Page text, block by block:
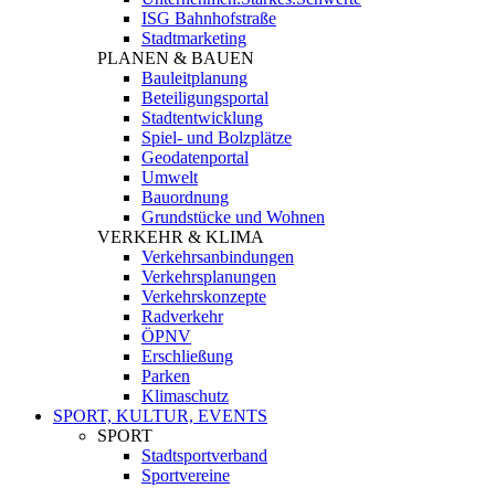
ISG Bahnhofstraße
Stadtmarketing
PLANEN & BAUEN
Bauleitplanung
Beteiligungsportal
Stadtentwicklung
Spiel- und Bolzplätze
Geodatenportal
Umwelt
Bauordnung
Grundstücke und Wohnen
VERKEHR & KLIMA
Verkehrsanbindungen
Verkehrsplanungen
Verkehrskonzepte
Radverkehr
ÖPNV
Erschließung
Parken
Klimaschutz
SPORT, KULTUR, EVENTS
SPORT
Stadtsportverband
Sportvereine